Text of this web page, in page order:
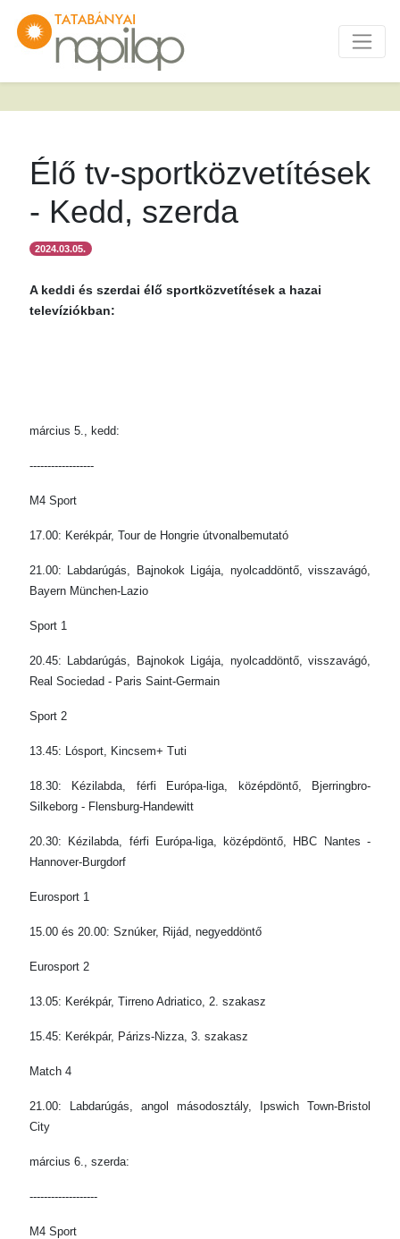
Élő tv-sportközvetítések
- Kedd, szerda
2024.03.05.
A keddi és szerdai élő sportközvetítések a hazai
televíziókban:
március 5., kedd:
------------------
M4 Sport
17.00: Kerékpár, Tour de Hongrie útvonalbemutató
21.00: Labdarúgás, Bajnokok Ligája, nyolcaddöntő, visszavágó,
Bayern München-Lazio
Sport 1
20.45: Labdarúgás, Bajnokok Ligája, nyolcaddöntő, visszavágó,
Real Sociedad - Paris Saint-Germain
Sport 2
13.45: Lósport, Kincsem+ Tuti
18.30: Kézilabda, férfi Európa-liga, középdöntő, Bjerringbro-
Silkeborg - Flensburg-Handewitt
20.30: Kézilabda, férfi Európa-liga, középdöntő, HBC Nantes -
Hannover-Burgdorf
Eurosport 1
15.00 és 20.00: Sznúker, Rijád, negyeddöntő
Eurosport 2
13.05: Kerékpár, Tirreno Adriatico, 2. szakasz
15.45: Kerékpár, Párizs-Nizza, 3. szakasz
Match 4
21.00: Labdarúgás, angol másodosztály, Ipswich Town-Bristol
City
március 6., szerda:
-------------------
M4 Sport